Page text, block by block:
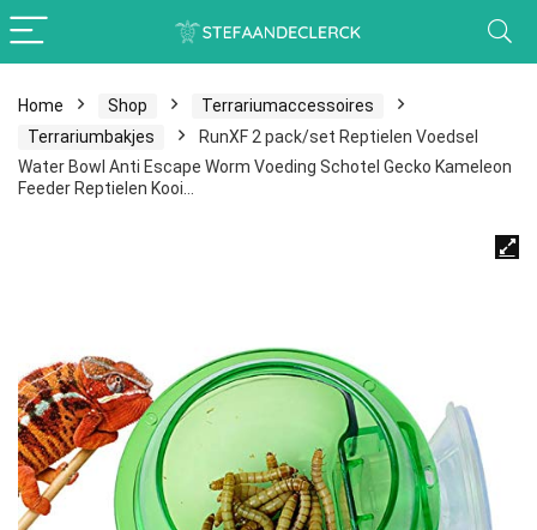
Home Shop
Terrariumaccessoires
Terrariumbakjes
RunXF 2 pack/set Reptielen Voedsel
Water Bowl Anti Escape Worm Voeding Schotel Gecko Kameleon
Feeder Reptielen Kooi…